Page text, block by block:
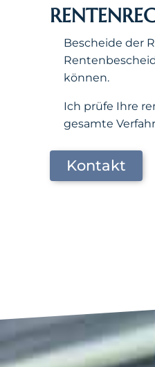
Bescheide der
können.
Ich prüfe Ihre
gesamte
Kontakt